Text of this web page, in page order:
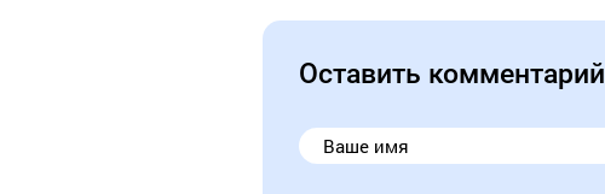
Оставить комментарий